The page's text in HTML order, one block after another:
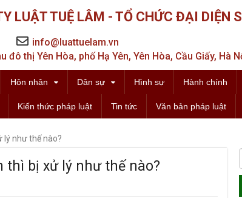
LUẬT TUỆ LÂM - TỔ CHỨC ĐẠI DIỆN
info@luattuelam.vn
đô thị Yên Hòa, phố Hạ Yên, Yên Hòa, Cầu Giấy, Hà
Hôn nhân Dân sự Hình sự Hành chính
Kiến thức pháp luật Tin tức Văn bản pháp luật
lý như thế nào?
bị xử lý như thế nào?